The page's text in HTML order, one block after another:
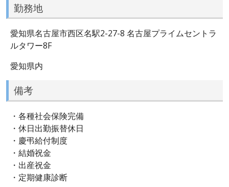
勤務地
愛知県名古屋市西区名駅2-27-8 名古屋プライムセントラ
ルタワー8F
愛知県内
備考
・各種社会保険完備
・休日出勤振替休日
・慶弔給付制度
・結婚祝金
・出産祝金
・定期健康診断